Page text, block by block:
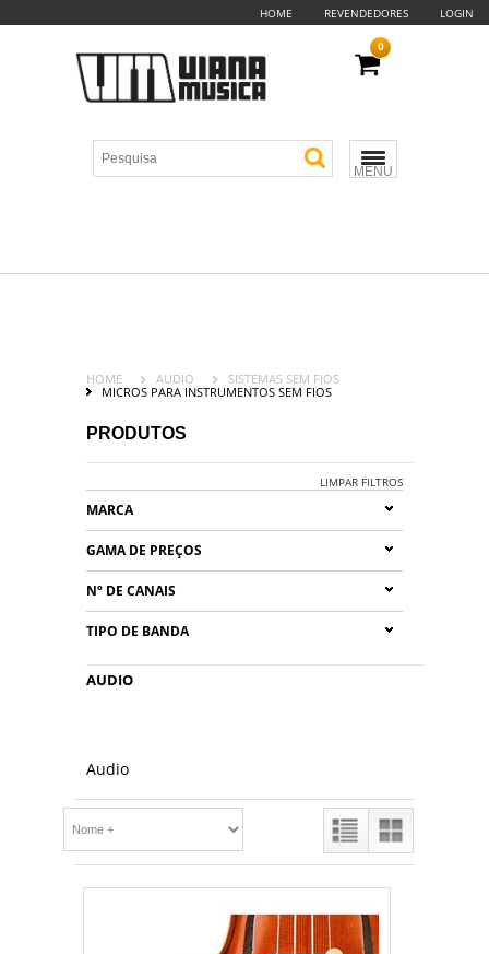
HOME REVENDEDORES LOGIN
MENU
0
HOME AUDIO
SISTEMAS SEM FIOS
MICROS PARA INSTRUMENTOS SEM FIOS
PRODUTOS
LIMPAR FILTROS
MARCA
GAMA DE PREÇOS
Nº DE CANAIS
TIPO DE BANDA
AUDIO
Audio